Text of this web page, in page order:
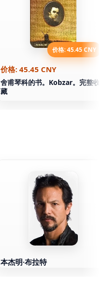
价格: 45.45 CNY
价格: 45.45 CNY
舍甫琴科的书。Kobzar。完整收
藏
本杰明·布拉特